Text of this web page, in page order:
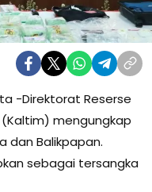
-Direktorat Reserse
mengungkap
dan Balikpapan.
sebagai tersangka